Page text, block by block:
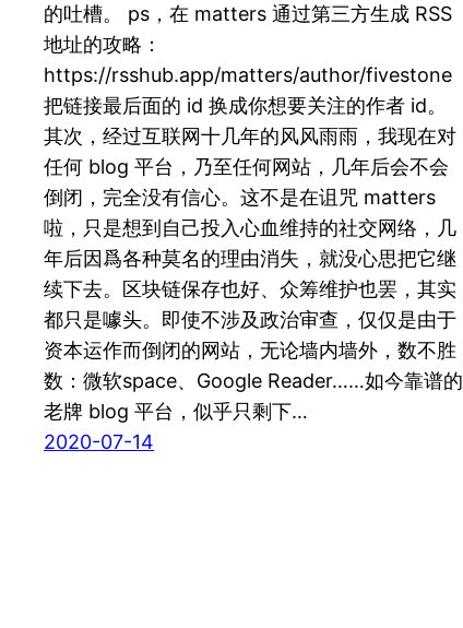
的吐槽。 ps，在 matters 通过第三方生成 RSS
地址的攻略：
https://rsshub.app/matters/author/fivestone
把链接最后面的 id 换成你想要关注的作者 id。
其次，经过互联网十几年的风风雨雨，我现在对
任何 blog 平台，乃至任何网站，几年后会不会
倒闭，完全没有信心。这不是在诅咒 matters
啦，只是想到自己投入心血维持的社交网络，几
年后因爲各种莫名的理由消失，就没心思把它继
续下去。区块链保存也好、众筹维护也罢，其实
都只是噱头。即使不涉及政治审查，仅仅是由于
资本运作而倒闭的网站，无论墙内墙外，数不胜
数：微软space、Google Reader……如今靠谱的
老牌 blog 平台，似乎只剩下…
2020-07-14